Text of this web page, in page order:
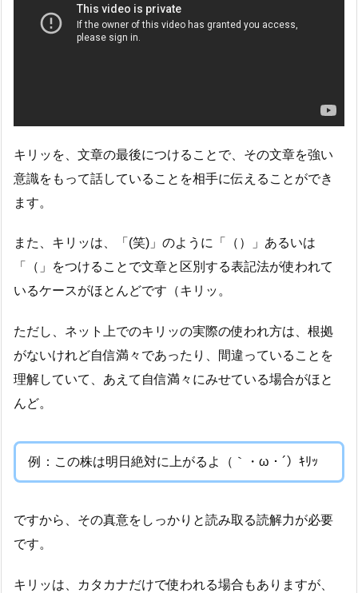
キリッを、文章の最後につけることで、その文章を強い
意識をもって話していることを相手に伝えることができ
ます。
また、キリッは、「(笑)」のように「（）」あるいは
「（」をつけることで文章と区別する表記法が使われて
いるケースがほとんどです（キリッ。
ただし、ネット上でのキリッの実際の使われ方は、根拠
がないけれど自信満々であったり、間違っていることを
理解していて、あえて自信満々にみせている場合がほと
んど。
例：この株は明日絶対に上がるよ（｀・ω・´）ｷﾘｯ
ですから、その真意をしっかりと読み取る読解力が必要
です。
キリッは、カタカナだけで使われる場合もありますが、